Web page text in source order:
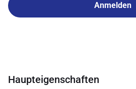
Anmelden
Haupteigenschaften